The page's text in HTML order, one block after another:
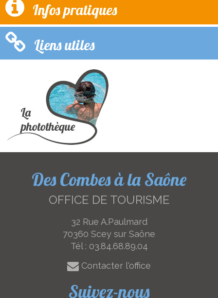
Infos pratiques
Liens utiles
Des Combes à la Saône
OFFICE DE TOURISME
32 Rue A.Paulmard
70360 Scey sur Saône
Tél : 03.84.68.89.04
Contacter l'office
Suivez-nous